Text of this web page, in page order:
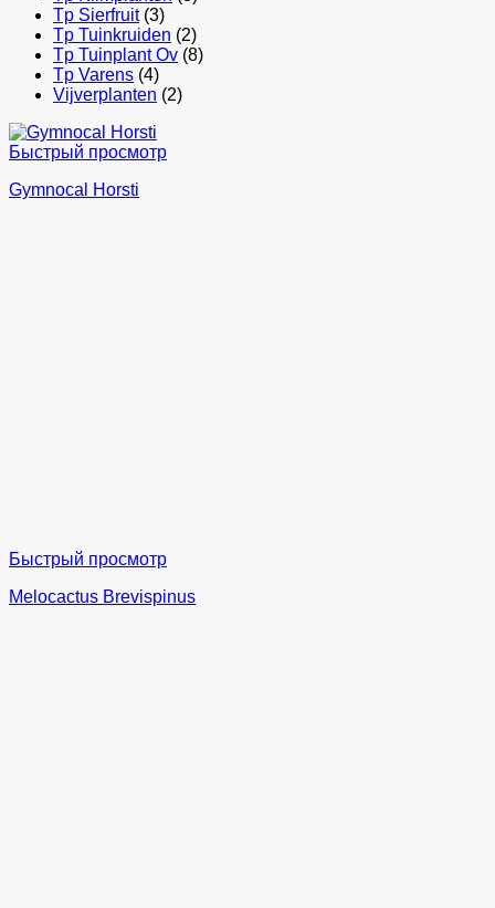
Tp Sierfruit (3)
Tp Tuinkruiden (2)
Tp Tuinplant Ov (8)
Tp Varens (4)
Vijverplanten (2)
Быстрый просмотр
Gymnocal Horsti
Быстрый просмотр
Melocactus Brevispinus